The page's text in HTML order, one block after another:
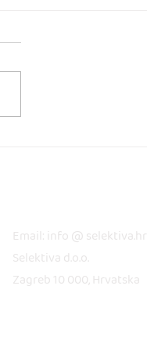
Email: info @ selektiva.hr
Selektiva d.o.o.
Zagreb 10 000, Hrvatska